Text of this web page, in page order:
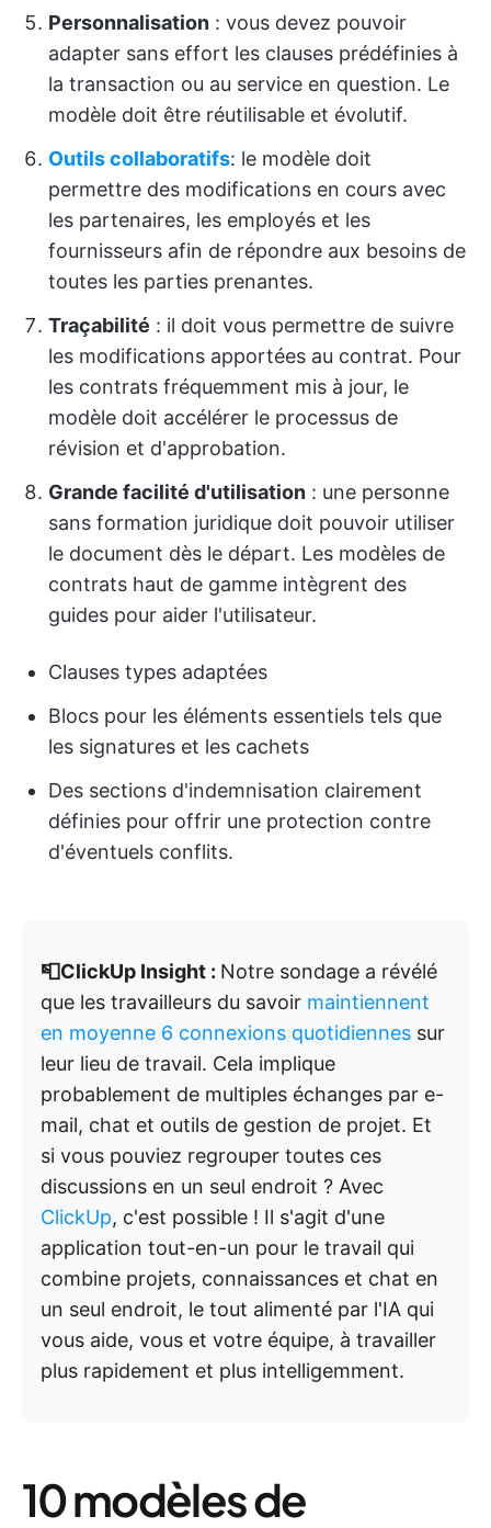
Personnalisation : vous devez pouvoir
adapter sans effort les clauses prédéfinies à
la transaction ou au service en question. Le
modèle doit être réutilisable et évolutif.
Outils collaboratifs: le modèle doit
permettre des modifications en cours avec
les partenaires, les employés et les
fournisseurs afin de répondre aux besoins de
toutes les parties prenantes.
Traçabilité : il doit vous permettre de suivre
les modifications apportées au contrat. Pour
les contrats fréquemment mis à jour, le
modèle doit accélérer le processus de
révision et d'approbation.
Grande facilité d'utilisation : une personne
sans formation juridique doit pouvoir utiliser
le document dès le départ. Les modèles de
contrats haut de gamme intègrent des
guides pour aider l'utilisateur.
Clauses types adaptées
Blocs pour les éléments essentiels tels que
les signatures et les cachets
Des sections d'indemnisation clairement
définies pour offrir une protection contre
d'éventuels conflits.
📮ClickUp Insight : Notre sondage a révélé
que les travailleurs du savoir maintiennent
en moyenne 6 connexions quotidiennes sur
leur lieu de travail. Cela implique
probablement de multiples échanges par e-
mail, chat et outils de gestion de projet. Et
si vous pouviez regrouper toutes ces
discussions en un seul endroit ? Avec
ClickUp, c'est possible ! Il s'agit d'une
application tout-en-un pour le travail qui
combine projets, connaissances et chat en
un seul endroit, le tout alimenté par l'IA qui
vous aide, vous et votre équipe, à travailler
plus rapidement et plus intelligemment.
10 modèles de